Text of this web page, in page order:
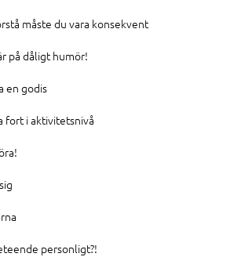
måste du vara konsekvent
på dåligt humör!
en godis
fort i aktivitetsnivå
personligt?!